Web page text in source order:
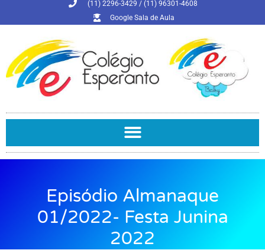
(11) 2296-3429 / (11) 96301-4608
Google Sala de Aula
Episódio Almanaque
01/2022- Festa Junina
2022